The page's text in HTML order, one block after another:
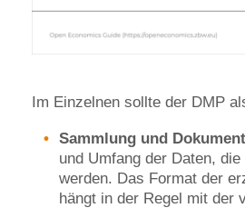
Im Einzelnen sollte der DMP
Sammlung und
und Umfang der Daten,
werden. Das Format der
hängt in der Regel mit der